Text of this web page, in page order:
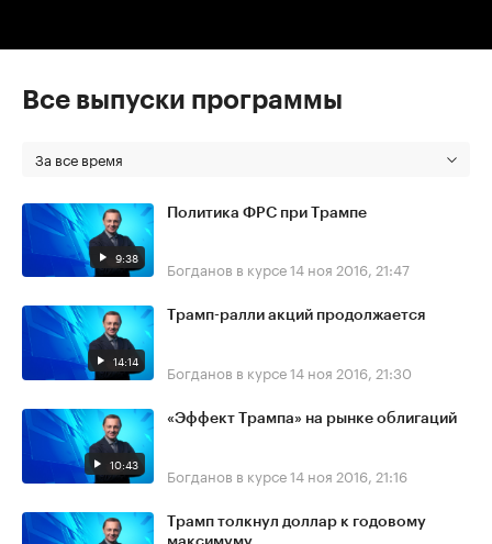
Все выпуски программы
За все время
9:38
Политика ФРС при Трампе
Богданов в курсе14 ноя 2016, 21:47
14:14
Трамп-ралли акций продолжается
Богданов в курсе14 ноя 2016, 21:30
10:43
«Эффект Трампа» на рынке облигаций
Богданов в курсе14 ноя 2016, 21:16
Трамп толкнул доллар к годовому